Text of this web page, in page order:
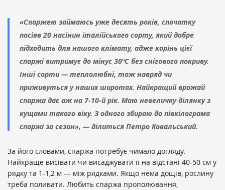
«Спаржею займаюсь уже десять років, спочатку
посіяв 20 насінин італійського сорту, який добре
підходить для нашого клімату, адже корінь цієї
спаржі витримує до мінус 30ºС без снігового покриву.
Інші сорти — теплолюбні, тож навряд чи
приживуться у наших широтах. Найкращий врожай
спаржа дає аж на 7-10-й рік. Маю невеличку ділянку з
кущами такого віку. З одного збираю до півкілограма
спаржі за сезон», — ділиться Петро Ковальський.
За його словами, спаржа потребує чимало догляду.
Найкраще висівати чи висаджувати її на відстані 40-50 см у
рядку та 1-1,2 м — між рядками. Якщо нема дощів, рослину
треба поливати. Любить спаржа прополювання,